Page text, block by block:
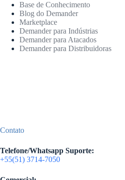
Base de Conhecimento
Blog do Demander
Marketplace
Demander para Indústrias
Demander para Atacados
Demander para Distribuidoras
Contato
Telefone/Whatsapp Suporte:
+55(51) 3714-7050